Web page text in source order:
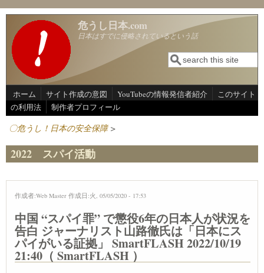
メインコンテンツに移動
危うし日本.com
日本はすでに侵略されているという話
検索フォーム
検索
ホーム サイト作成の意図 YouTubeの情報発信者紹介
このサイト
の利用法
制作者プロフィール
〇危うし！日本の安全保障>
2022 スパイ活動
作成者:Web Master 作成日:火, 05/05/2020 - 17:53
中国 “スパイ罪” で懲役6年の日本人が状況を
告白 ジャーナリスト山路徹氏は「日本にス
パイがいる証拠」 SmartFLASH 2022/10/19
21:40（ SmartFLASH ）